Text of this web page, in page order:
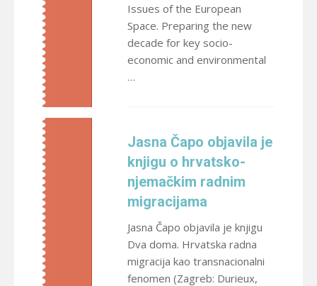
Issues of the European
Space. Preparing the new
decade for key socio-
economic and environmental
…
Jasna Čapo objavila je
knjigu o hrvatsko-
njemačkim radnim
migracijama
Jasna Čapo objavila je knjigu
Dva doma. Hrvatska radna
migracija kao transnacionalni
fenomen (Zagreb: Durieux,